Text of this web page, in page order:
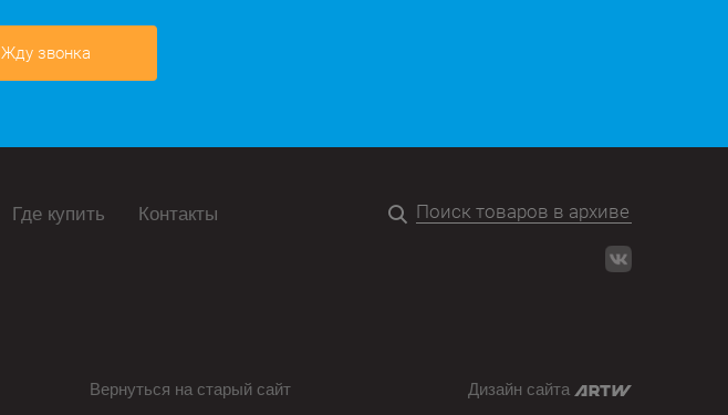
Жду звонка
Где купить Контакты
Вернуться на старый сайт Дизайн сайта